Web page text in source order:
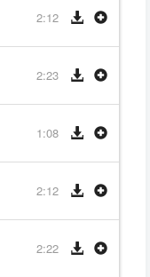
2:12
2:23
1:08
2:12
2:22